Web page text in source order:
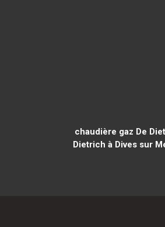
chaudière gaz De
Dietrich à Dives sur